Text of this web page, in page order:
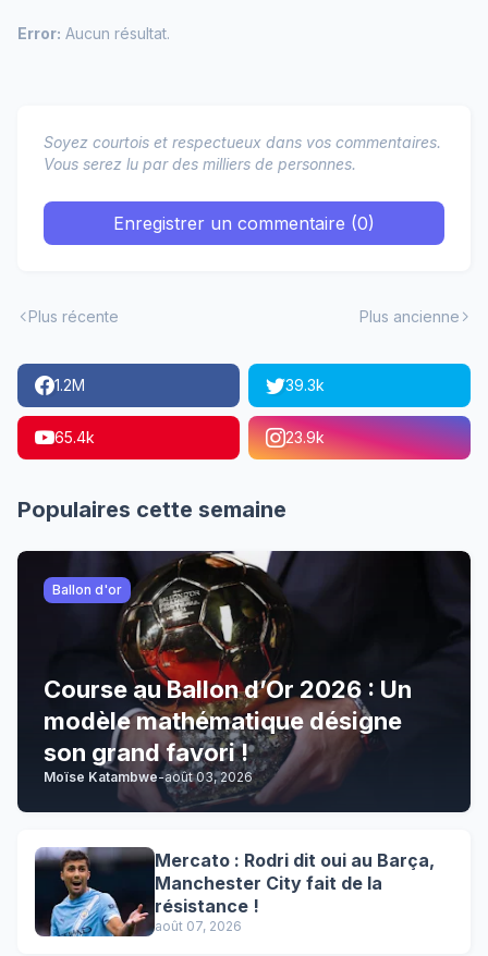
Error: Aucun résultat.
Soyez courtois et respectueux dans vos commentaires.
Vous serez lu par des milliers de personnes.
Enregistrer un commentaire (0)
Plus récente Plus ancienne
1.2M 39.3k
65.4k 23.9k
Populaires cette semaine
Ballon d'or
Course au Ballon d’Or 2026 : Un
modèle mathématique désigne
son grand favori !
Moïse Katambwe-août 03, 2026
Mercato : Rodri dit oui au Barça,
Manchester City fait de la
résistance !
août 07, 2026